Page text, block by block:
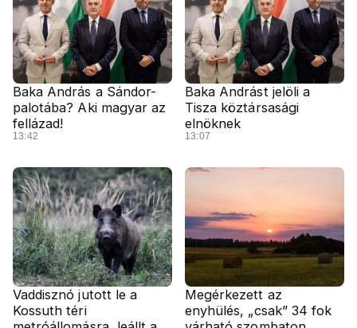
Baka András a Sándor-
palotába? Aki magyar az
fellázad!
13:42
Baka Andrást jelöli a
Tisza köztársasági
elnöknek
13:07
Vaddisznó jutott le a
Kossuth téri
Megérkezett az
enyhülés, „csak” 34 fok